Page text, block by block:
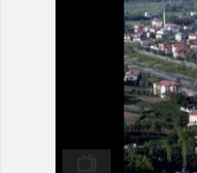
alacamhabermerkezi
Kanala Katıl